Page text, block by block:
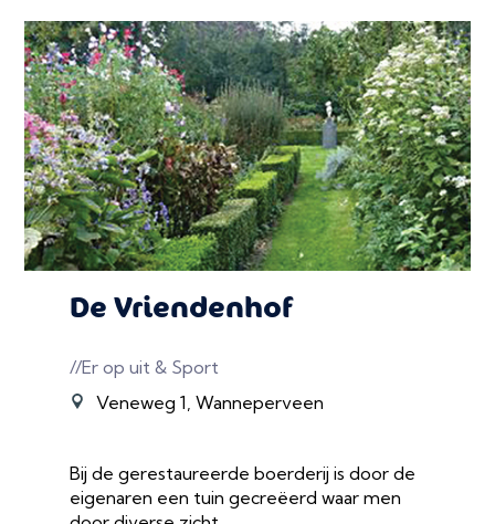
De Vriendenhof
//Er op uit & Sport
Veneweg 1, Wanneperveen
Bij de gerestaureerde boerderij is door de
eigenaren een tuin gecreëerd waar men